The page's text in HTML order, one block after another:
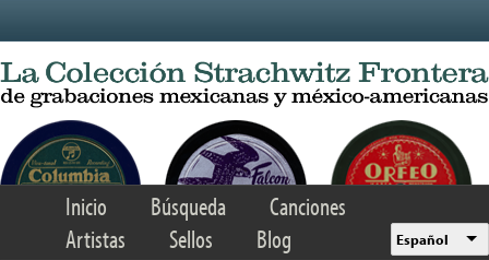
Inicio Búsqueda
Canciones
Artistas
Sellos Blog Español